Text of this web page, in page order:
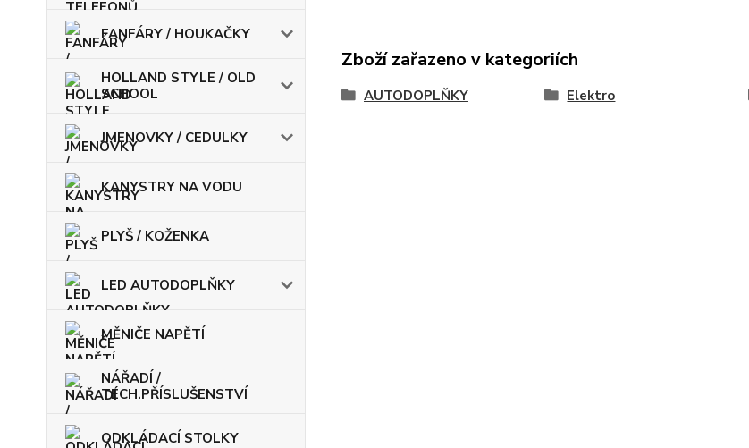
FANFÁRY / HOUKAČKY
HOLLAND STYLE / OLD
SCHOOL
JMENOVKY / CEDULKY
KANYSTRY NA VODU
PLYŠ / KOŽENKA
LED AUTODOPLŇKY
MĚNIČE NAPĚTÍ
NÁŘADÍ /
TECH.PŘÍSLUŠENSTVÍ
ODKLÁDACÍ STOLKY
Zboží zařazeno v kategoriích
AUTODOPLŇKY Elektro